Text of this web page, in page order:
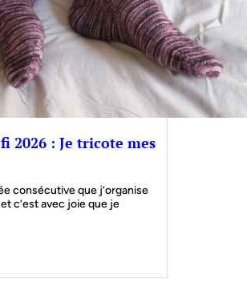
2026 : Je tricote mes
consécutive que j’organise
c’est avec joie que je